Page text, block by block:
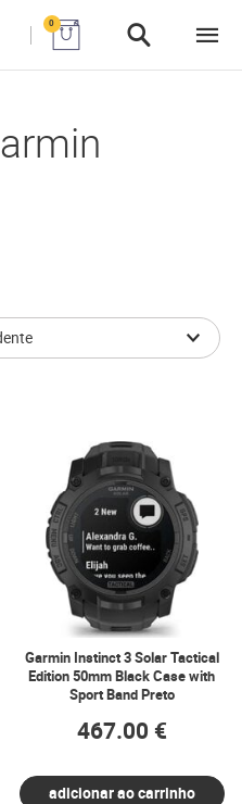
0
Garmin Instinct 3 Solar Tactical
Edition 50mm Black Case with
Sport Band Preto
467.00 €
adicionar ao carrinho